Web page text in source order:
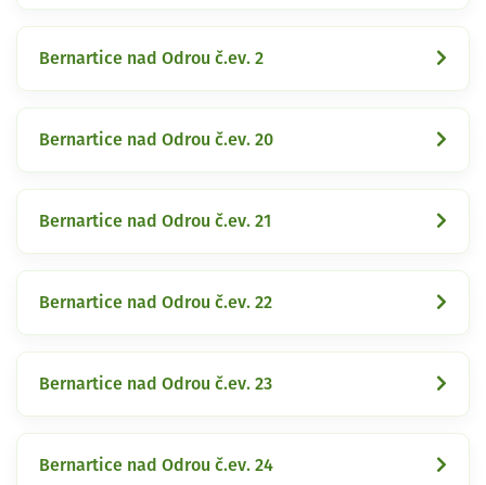
Bernartice nad Odrou č.ev. 2
Bernartice nad Odrou č.ev. 20
Bernartice nad Odrou č.ev. 21
Bernartice nad Odrou č.ev. 22
Bernartice nad Odrou č.ev. 23
Bernartice nad Odrou č.ev. 24